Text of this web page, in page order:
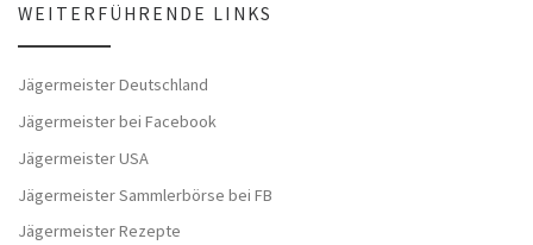
WEITERFÜHRENDE LINKS
Jägermeister Deutschland
Jägermeister bei Facebook
Jägermeister USA
Jägermeister Sammlerbörse bei FB
Jägermeister Rezepte